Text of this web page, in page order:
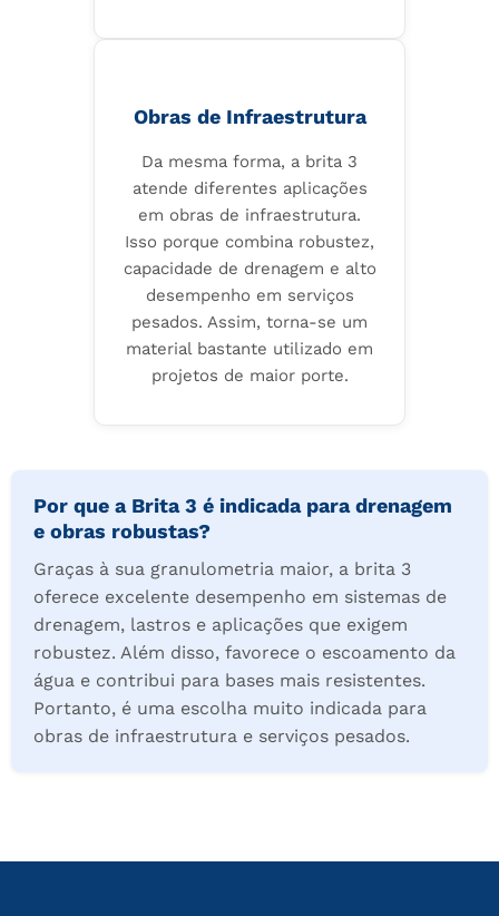
Obras de Infraestrutura
Da mesma forma, a brita 3
atende diferentes aplicações
em obras de infraestrutura.
Isso porque combina robustez,
capacidade de drenagem e alto
desempenho em serviços
pesados. Assim, torna-se um
material bastante utilizado em
projetos de maior porte.
Por que a Brita 3 é indicada para drenagem
e obras robustas?
Graças à sua granulometria maior, a brita 3
oferece excelente desempenho em sistemas de
drenagem, lastros e aplicações que exigem
robustez. Além disso, favorece o escoamento da
água e contribui para bases mais resistentes.
Portanto, é uma escolha muito indicada para
obras de infraestrutura e serviços pesados.